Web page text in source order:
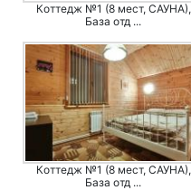
Коттедж №1 (8 мест, САУНА),
База отд ...
Коттедж №1 (8 мест, САУНА),
База отд ...